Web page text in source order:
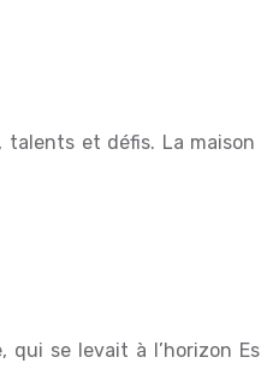
et défis. La
se levait à l’horizon